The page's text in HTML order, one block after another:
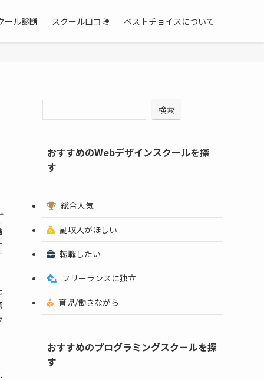
ール診断 スクール口コミ ベストチョイスについて
受講期間
ート
参加
12週間~
通常:29万7,000円
補助金利用時:10万8,000円
ート 4週間～
検索
おすすめのWebデザインスクールを探
す
総合人気
副収入がほしい
転職したい
フリーランスに独立
育児/働きながら
おすすめのプログラミングスクールを探
す